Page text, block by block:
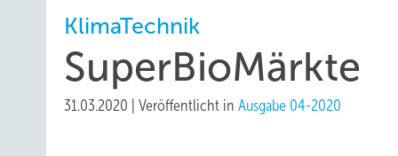
KlimaTechnik
SuperBioMärkte
31.03.2020 Veröffentlicht in Ausgabe 04-2020